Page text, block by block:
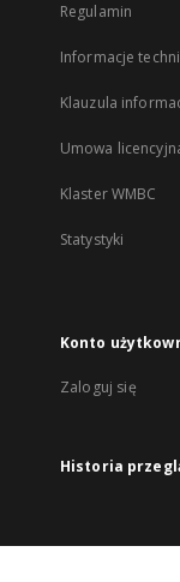
Regulamin
Informacje
Klauzula
Umowa
Klaster WMBC
Statystyki
Konto
Zaloguj się
Historia